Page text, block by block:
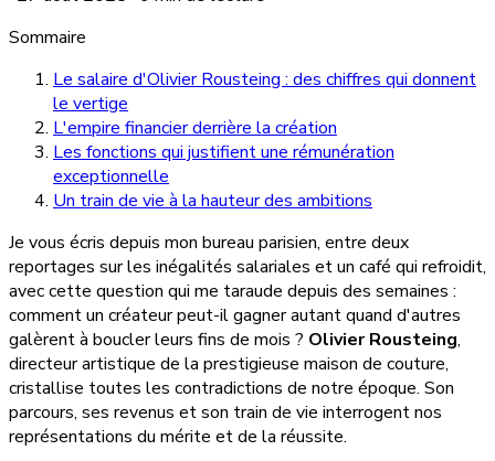
Sommaire
Le salaire d'Olivier Rousteing : des chiffres qui donnent
le vertige
L'empire financier derrière la création
Les fonctions qui justifient une rémunération
exceptionnelle
Un train de vie à la hauteur des ambitions
Je vous écris depuis mon bureau parisien, entre deux
reportages sur les inégalités salariales et un café qui refroidit,
avec cette question qui me taraude depuis des semaines :
comment un créateur peut-il gagner autant quand d'autres
galèrent à boucler leurs fins de mois ? Olivier Rousteing,
directeur artistique de la prestigieuse maison de couture,
cristallise toutes les contradictions de notre époque. Son
parcours, ses revenus et son train de vie interrogent nos
représentations du mérite et de la réussite.